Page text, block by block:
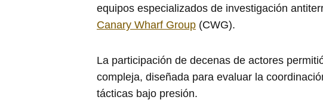
equipos especializados de investigación
Canary Wharf Group (CWG).
La participación de decenas de actores
compleja, diseñada para evaluar la
tácticas bajo presión.